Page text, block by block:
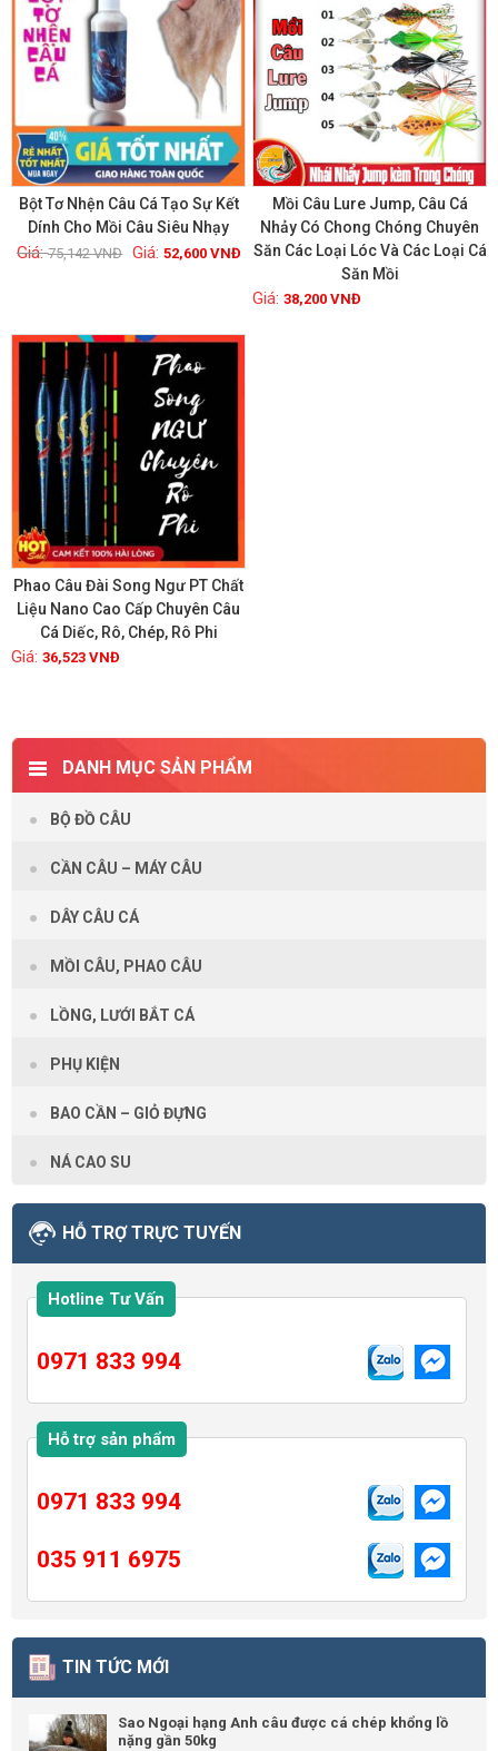
Bột Tơ Nhện Câu Cá Tạo Sự Kết
Dính Cho Mồi Câu Siêu Nhạy
75,142VNĐ 52,600VNĐ
Xem chi tiết
Mồi Câu Lure Jump, Câu Cá
Nhảy Có Chong Chóng Chuyên
Săn Các Loại Lóc Và Các Loại Cá
Săn Mồi
38,200 VNĐ
Xem chi tiết
Phao Câu Đài Song Ngư PT Chất
Liệu Nano Cao Cấp Chuyên Câu
Cá Diếc, Rô, Chép, Rô Phi
36,523 VNĐ
DANH MỤC SẢN PHẨM
BỘ ĐỒ CÂU
CẦN CÂU – MÁY CÂU
DÂY CÂU CÁ
MỒI CÂU, PHAO CÂU
LỒNG, LƯỚI BẮT CÁ
PHỤ KIỆN
BAO CẦN – GIỎ ĐỰNG
NÁ CAO SU
HỖ TRỢ TRỰC TUYẾN
Hotline Tư Vấn
0971 833 994
Hỗ trợ sản phẩm
0971 833 994
035 911 6975
TIN TỨC MỚI
Sao Ngoại hạng Anh câu được cá chép khổng lồ
nặng gần 50kg